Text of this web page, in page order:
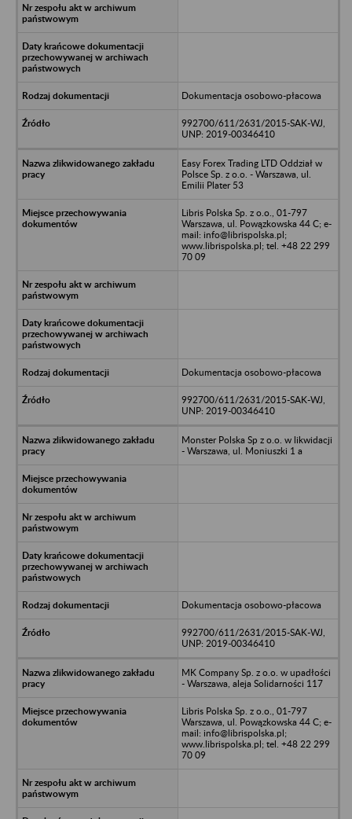
Dokumentacja osobowo-płacowa
992700/611/2631/2015-SAK-WJ,
UNP: 2019-00346410
Easy Forex Trading LTD Oddział w
Polsce Sp. z o.o. - Warszawa, ul.
Emilii Plater 53
Libris Polska Sp. z o.o., 01-797
Warszawa, ul. Powązkowska 44 C; e-
mail: info@librispolska.pl;
www.librispolska.pl; tel. +48 22 299
70 09
Dokumentacja osobowo-płacowa
992700/611/2631/2015-SAK-WJ,
UNP: 2019-00346410
Monster Polska Sp z o.o. w likwidacji
- Warszawa, ul. Moniuszki 1 a
Dokumentacja osobowo-płacowa
992700/611/2631/2015-SAK-WJ,
UNP: 2019-00346410
MK Company Sp. z o.o. w upadłości
- Warszawa, aleja Solidarności 117
Libris Polska Sp. z o.o., 01-797
Warszawa, ul. Powązkowska 44 C; e-
mail: info@librispolska.pl;
www.librispolska.pl; tel. +48 22 299
70 09